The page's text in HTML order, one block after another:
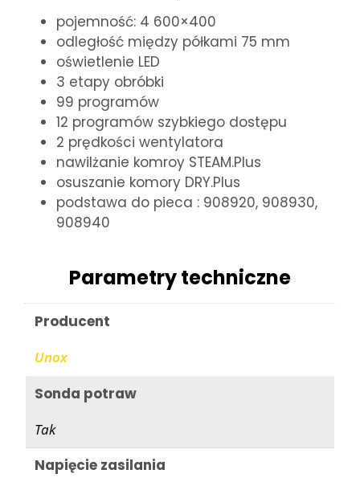
pojemność: 4 600×400
odległość między półkami 75 mm
oświetlenie LED
3 etapy obróbki
99 programów
12 programów szybkiego dostępu
2 prędkości wentylatora
nawilżanie komroy STEAM.Plus
osuszanie komory DRY.Plus
podstawa do pieca : 908920, 908930,
908940
Parametry techniczne
Producent
Unox
Sonda potraw
Tak
Napięcie zasilania